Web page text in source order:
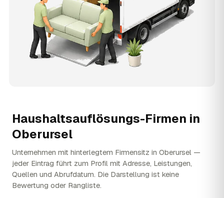
Haushaltsauflösungs-Firmen in
Oberursel
Unternehmen mit hinterlegtem Firmensitz in Oberursel —
jeder Eintrag führt zum Profil mit Adresse, Leistungen,
Quellen und Abrufdatum. Die Darstellung ist keine
Bewertung oder Rangliste.